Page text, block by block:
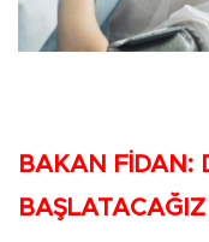
BAKAN FİDAN:
BAŞLATACAĞIZ